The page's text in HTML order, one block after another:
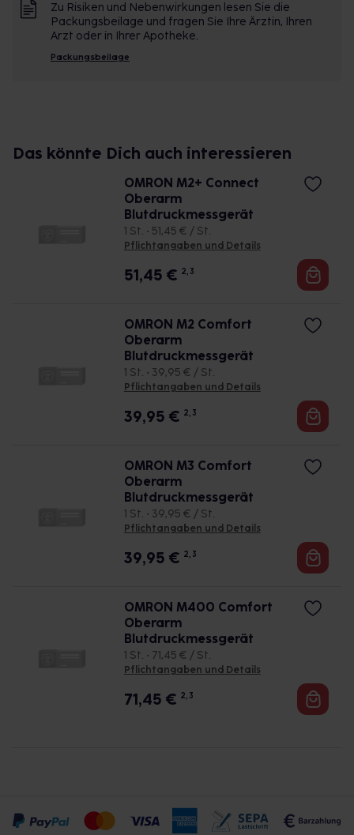
Zu Risiken und Nebenwirkungen lesen Sie die
Packungsbeilage und fragen Sie Ihre Ärztin, Ihren
Arzt oder in Ihrer Apotheke.
Packungsbeilage
Das könnte Dich auch interessieren
OMRON M2+ Connect
Oberarm
Blutdruckmessgerät
1 St. • 51,45 € / St.
Pflichtangaben und Details
51,45 € 2, 3
OMRON M2 Comfort
Oberarm
Blutdruckmessgerät
1 St. • 39,95 € / St.
Pflichtangaben und Details
39,95 € 2, 3
OMRON M3 Comfort
Oberarm
Blutdruckmessgerät
1 St. • 39,95 € / St.
Pflichtangaben und Details
39,95 € 2, 3
OMRON M400 Comfort
Oberarm
Blutdruckmessgerät
1 St. • 71,45 € / St.
Pflichtangaben und Details
71,45 € 2, 3